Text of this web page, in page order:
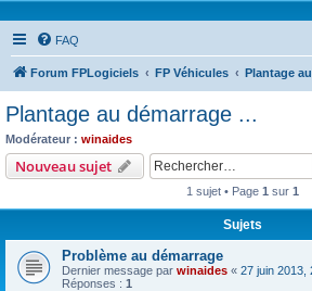
FAQ
Forum FPLogiciels FP Véhicules Plantage
Plantage au démarrage ...
Modérateur : winaides
Nouveau sujet
1 sujet • Page 1 sur 1
Sujets
Problème au démarrage
Dernier message par winaides « 27 juin 2013,
Réponses : 1